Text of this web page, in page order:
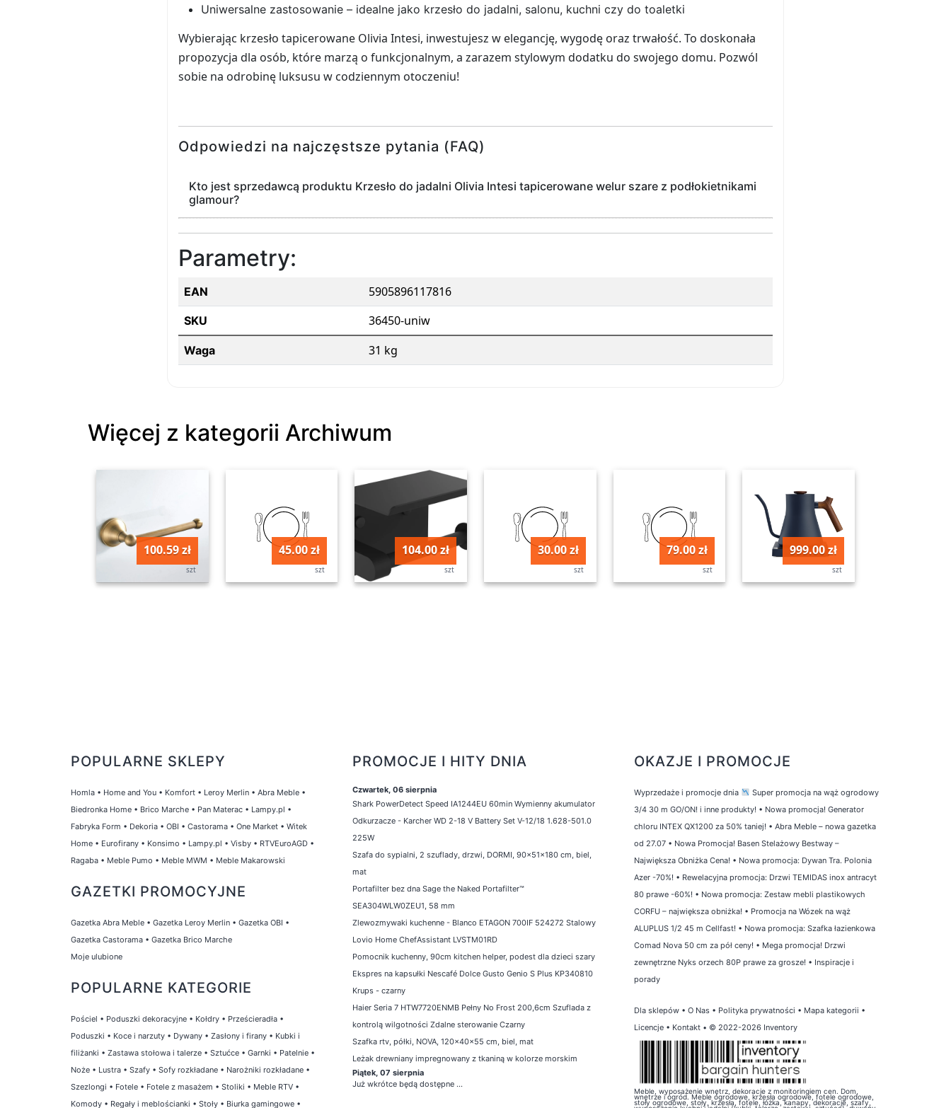
Uniwersalne zastosowanie – idealne jako krzesło do jadalni, salonu, kuchni czy do toaletki
Wybierając krzesło tapicerowane Olivia Intesi, inwestujesz w elegancję, wygodę oraz trwałość. To doskonała
propozycja dla osób, które marzą o funkcjonalnym, a zarazem stylowym dodatku do swojego domu. Pozwól
sobie na odrobinę luksusu w codziennym otoczeniu!
Odpowiedzi na najczęstsze pytania (FAQ)
Kto jest sprzedawcą produktu Krzesło do jadalni Olivia Intesi tapicerowane welur szare z podłokietnikami
glamour?
Parametry:
EAN 5905896117816
SKU 36450-uniw
Waga 31 kg
Więcej z kategorii Archiwum
100.59 zł
szt
45.00 zł
szt
104.00 zł
szt
30.00 zł
szt
79.00 zł
szt
999.00 zł
szt
POPULARNE SKLEPY
Homla • Home and You • Komfort • Leroy Merlin • Abra Meble •
Biedronka Home • Brico Marche • Pan Materac • Lampy.pl •
Fabryka Form • Dekoria • OBI • Castorama • One Market • Witek
Home • Eurofirany • Konsimo • Lampy.pl • Visby • RTVEuroAGD •
Ragaba • Meble Pumo • Meble MWM • Meble Makarowski
GAZETKI PROMOCYJNE
Gazetka Abra Meble • Gazetka Leroy Merlin • Gazetka OBI •
Gazetka Castorama • Gazetka Brico Marche
Moje ulubione
POPULARNE KATEGORIE
Pościel • Poduszki dekoracyjne • Kołdry • Prześcieradła •
Poduszki • Koce i narzuty • Dywany • Zasłony i firany • Kubki i
filiżanki • Zastawa stołowa i talerze • Sztućce • Garnki • Patelnie •
Noże • Lustra • Szafy • Sofy rozkładane • Narożniki rozkładane •
Szezlongi • Fotele • Fotele z masażem • Stoliki • Meble RTV •
Komody • Regały i meblościanki • Stoły • Biurka gamingowe •
PROMOCJE I HITY DNIA
Czwartek, 06 sierpnia
Shark PowerDetect Speed IA1244EU 60min Wymienny akumulator
Odkurzacze - Karcher WD 2-18 V Battery Set V-12/18 1.628-501.0
225W
Szafa do sypialni, 2 szuflady, drzwi, DORMI, 90x51x180 cm, biel,
mat
Portafilter bez dna Sage the Naked Portafilter™
SEA304WLW0ZEU1, 58 mm
Zlewozmywaki kuchenne - Blanco ETAGON 700IF 524272 Stalowy
Lovio Home ChefAssistant LVSTM01RD
Pomocnik kuchenny, 90cm kitchen helper, podest dla dzieci szary
Ekspres na kapsułki Nescafé Dolce Gusto Genio S Plus KP340810
Krups - czarny
Haier Seria 7 HTW7720ENMB Pełny No Frost 200,6cm Szuflada z
kontrolą wilgotności Zdalne sterowanie Czarny
Szafka rtv, półki, NOVA, 120x40x55 cm, biel, mat
Leżak drewniany impregnowany z tkaniną w kolorze morskim
Piątek, 07 sierpnia
Już wkrótce będą dostępne ...
OKAZJE I PROMOCJE
Wyprzedaże i promocje dnia
Super promocja na wąż ogrodowy
3/4 30 m GO/ON! i inne produkty! • Nowa promocja! Generator
chloru INTEX QX1200 za 50% taniej! • Abra Meble – nowa gazetka
od 27.07 • Nowa Promocja! Basen Stelażowy Bestway –
Największa Obniżka Cena! • Nowa promocja: Dywan Tra. Polonia
Azer -70%! • Rewelacyjna promocja: Drzwi TEMIDAS inox antracyt
80 prawe -60%! • Nowa promocja: Zestaw mebli plastikowych
CORFU – największa obniżka! • Promocja na Wózek na wąż
ALUPLUS 1/2 45 m Cellfast! • Nowa promocja: Szafka łazienkowa
Comad Nova 50 cm za pół ceny! • Mega promocja! Drzwi
zewnętrzne Nyks orzech 80P prawe za grosze! • Inspiracje i
porady
Dla sklepów • O Nas • Polityka prywatności • Mapa kategorii •
Licencje • Kontakt • © 2022-2026 Inventory
Meble, wyposażenie wnętrz, dekoracje z monitoringiem cen. Dom,
wnętrze i ogród. Meble ogrodowe, krzesła ogrodowe, fotele ogrodowe,
stoły ogrodowe, stoły, krzesła, fotele, łóżka, kanapy, dekoracje, szafy,